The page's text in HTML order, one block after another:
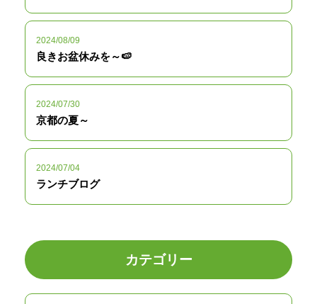
2024/08/09
良きお盆休みを～🍉
2024/07/30
京都の夏～
2024/07/04
ランチブログ
カテゴリー